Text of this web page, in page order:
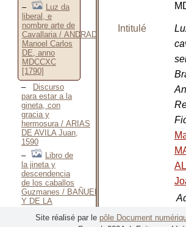
Luz da
liberal, e
nombre arte de
Cavallaria / ANDRADE
Manoel Carlos
DE, anno
MDCCXC
[1790]
Discurso
para estar a la
gineta, con
gracia y
hermosura / ARIAS
DE AVILA Juan,
1590
Libro de
la jineta y
descendencia
de los caballos
Guzmanes / BAÑUELOS
Y DE LA
1877
Intitulé
Site réalisé par le pôle Document